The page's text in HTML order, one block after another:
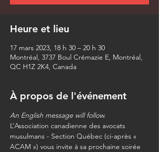
Heure et lieu
17 mars 2023, 18 h 30 – 20 h 30
Montréal, 3737 Boul Crémazie E, Montréal,
QC H1Z 2K4, Canada
À propos de l'événement
An English message will follow.
L’Association canadienne des avocats
musulmans - Section Québec (ci-après «
ACAM ») vous invite à sa prochaine soirée